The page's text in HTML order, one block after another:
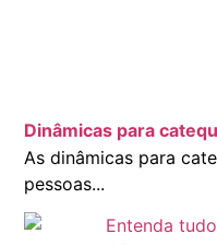
Dinâmicas para
As dinâmicas para
pessoas...